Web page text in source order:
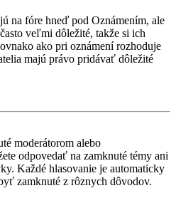
na fóre hneď pod Oznámením, ale
veľmi dôležité, takže si ich
ako pri oznámení rozhoduje
majú právo pridávať dôležité
moderátorom alebo
odpovedať na zamknuté témy ani
Každé hlasovanie je automaticky
zamknuté z rôznych dôvodov.